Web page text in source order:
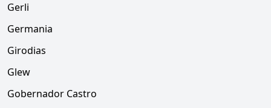
Gerli
Germania
Girodias
Glew
Gobernador Castro